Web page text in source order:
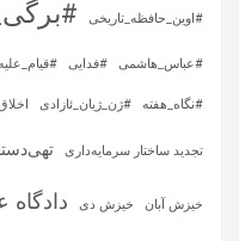
#اوین_حافظه_تاریخی
#عباس_هاشمی #فدایی
#نگاه_هفته #ژن_ژیان_ئازادی
تجدید ساختار سرمایه‌داری
خیزش آبان خیزش دی دادگاه